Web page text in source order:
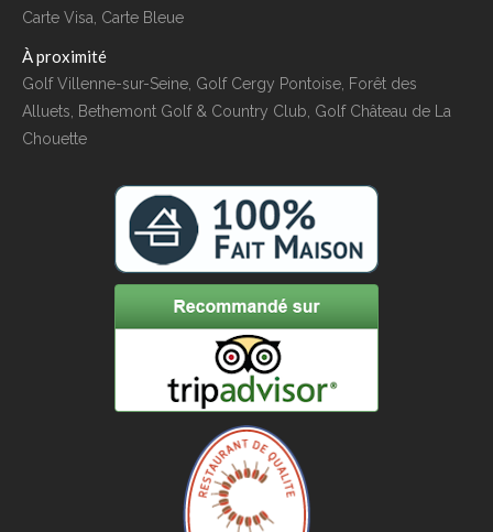
Carte Visa, Carte Bleue
À proximité
Golf Villenne-sur-Seine, Golf Cergy Pontoise, Forêt des
Alluets, Bethemont Golf & Country Club, Golf Château de La
Chouette